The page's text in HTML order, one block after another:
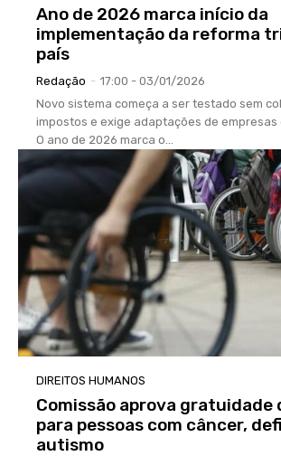
Ano de 2026 marca início da
implementação da reforma
país
Redação - 17:00 - 03/01/2026
Novo sistema começa a ser testado sem
impostos e exige adaptações de empresas
O ano de 2026 marca o...
DIREITOS HUMANOS
Comissão aprova gratuidade
para pessoas com câncer,
autismo